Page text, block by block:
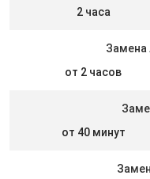
2 часа
Замена
от 2 часов
от 40 минут